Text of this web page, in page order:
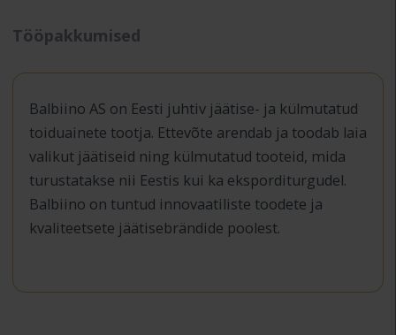
Tööpakkumised
Balbiino AS on Eesti juhtiv jäätise- ja külmutatud
toiduainete tootja. Ettevõte arendab ja toodab laia
valikut jäätiseid ning külmutatud tooteid, mida
turustatakse nii Eestis kui ka eksporditurgudel.
Balbiino on tuntud innovaatiliste toodete ja
kvaliteetsete jäätisebrändide poolest.